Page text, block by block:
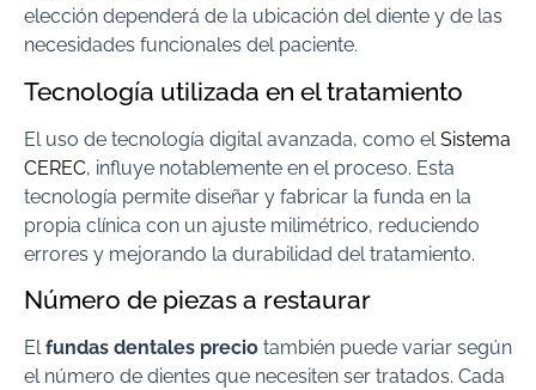
elección dependerá de la ubicación del diente y de las
necesidades funcionales del paciente.
Tecnología utilizada en el tratamiento
El uso de tecnología digital avanzada, como el Sistema
CEREC, influye notablemente en el proceso. Esta
tecnología permite diseñar y fabricar la funda en la
propia clínica con un ajuste milimétrico, reduciendo
errores y mejorando la durabilidad del tratamiento.
Número de piezas a restaurar
Elfundas dentales precio también puede variar según
el número de dientes que necesiten ser tratados. Cada